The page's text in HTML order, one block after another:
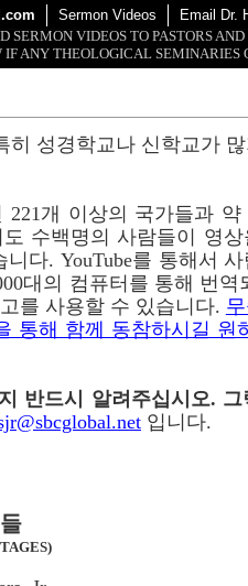
Sermon Videos Email Dr.
SERMON VIDEOS TO PASTORS
ANY THEOLOGICAL SEMINARIES
성경학교나 신학교가
221개 이상의 국가들과 약
수백명의 사람들이 영
다. YouTube를 통해서 사
대의 컴퓨터를 통해 번
를 사용할 수 있습니다.
통해 함께 동참하시길 원
반드시 알려주십시오.
입니다.